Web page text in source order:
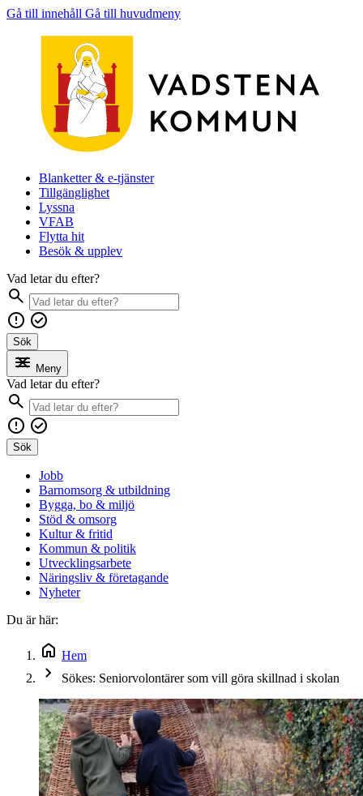
Gå till innehåll Gå till huvudmeny
Blanketter & e-tjänster
Tillgänglighet
Lyssna
VFAB
Flytta hit
Besök & upplev
Vad letar du efter?
Sök
Meny
Vad letar du efter?
Sök
Jobb
Barnomsorg & utbildning
Bygga, bo & miljö
Stöd & omsorg
Kultur & fritid
Kommun & politik
Utvecklingsarbete
Näringsliv & företagande
Nyheter
Du är här:
Hem
Sökes: Seniorvolontärer som vill göra skillnad i skolan